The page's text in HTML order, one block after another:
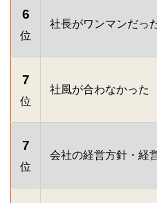
6
位
社長がワンマンだっ
7
位
社風が合わなかった
7
位
会社の経営方針・経